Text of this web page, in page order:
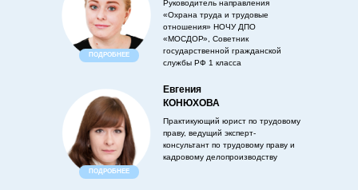
Евгения
КОНЮХОВА
Руководитель направления
«Охрана труда и трудовые
отношения» НОЧУ ДПО
«МОСДОР», Советник
государственной гражданской
службы РФ 1 класса
Практикующий юрист по трудовому
праву, ведущий эксперт-
консультант по трудовому праву и
кадровому делопроизводству
ПОДРОБНЕЕ
ПОДРОБНЕЕ